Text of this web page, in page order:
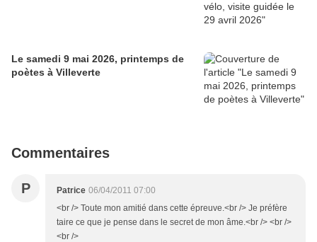
Le samedi 9 mai 2026, printemps de
poètes à Villeverte
Commentaires
P Patrice 06/04/2011 07:00
<br /> Toute mon amitié dans cette épreuve.<br /> Je préfère
taire ce que je pense dans le secret de mon âme.<br /> <br />
<br />